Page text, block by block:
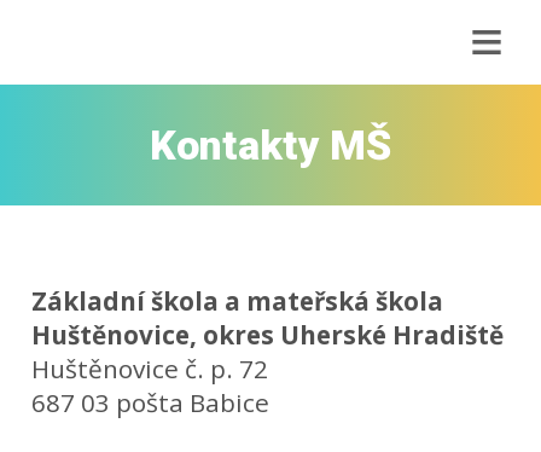
≡
Kontakty MŠ
Základní škola a mateřská škola
Huštěnovice, okres Uherské Hradiště
Huštěnovice č. p. 72
687 03 pošta Babice